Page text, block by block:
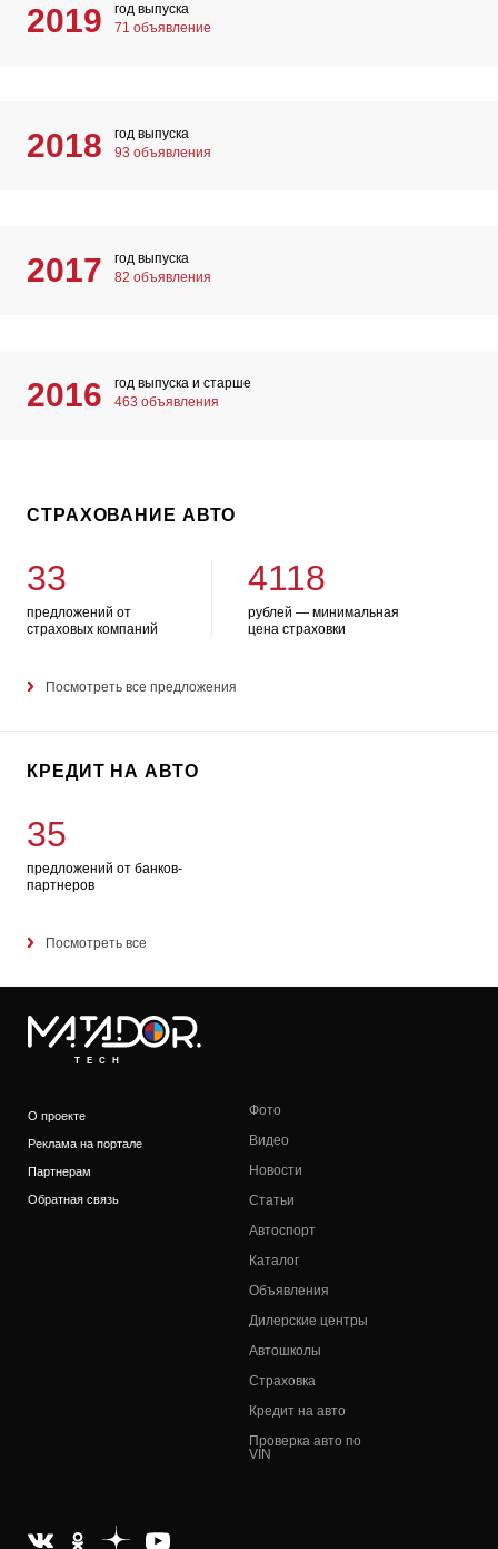
2019
год выпуска
71 объявление
2018
год выпуска
93 объявления
2017
год выпуска
82 объявления
2016
год выпуска и старше
463 объявления
СТРАХОВАНИЕ АВТО
33
предложений от
страховых компаний
4118
рублей — минимальная
цена страховки
Посмотреть все предложения
КРЕДИТ НА АВТО
35
предложений от банков-
партнеров
Посмотреть все
TECH
О проекте
Реклама на портале
Партнерам
Обратная связь
Фото
Видео
Новости
Статьи
Автоспорт
Каталог
Объявления
Дилерские центры
Автошколы
Страховка
Кредит на авто
Проверка авто по
VIN